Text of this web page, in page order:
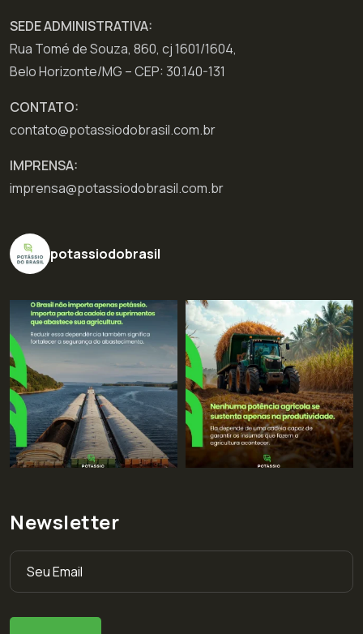
SEDE ADMINISTRATIVA:
Rua Tomé de Souza, 860, cj 1601/1604,
Belo Horizonte/MG – CEP: 30.140-131
CONTATO:
contato@potassiodobrasil.com.br
IMPRENSA:
imprensa@potassiodobrasil.com.br
potassiodobrasil
Newsletter